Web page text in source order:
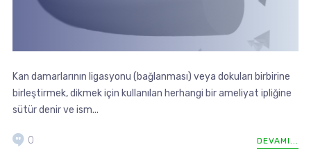
Kan damarlarının ligasyonu (bağlanması) veya dokuları birbirine
birleştirmek, dikmek için kullanılan herhangi bir ameliyat ipliğine
sütür denir ve ism...
DEVAMI...
0